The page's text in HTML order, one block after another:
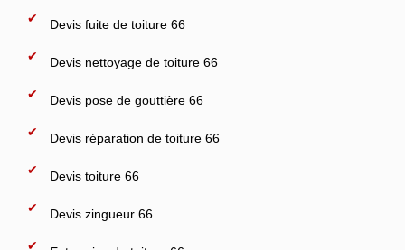
Devis fuite de toiture 66
Devis nettoyage de toiture 66
Devis pose de gouttière 66
Devis réparation de toiture 66
Devis toiture 66
Devis zingueur 66